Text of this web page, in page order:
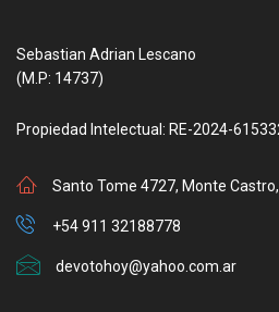
Sebastian Adrian Lescano
(M.P: 14737)
Propiedad Intelectual: RE-2024-
Santo Tome 4727, Monte
+54 911 32188778
devotohoy@yahoo.com.ar